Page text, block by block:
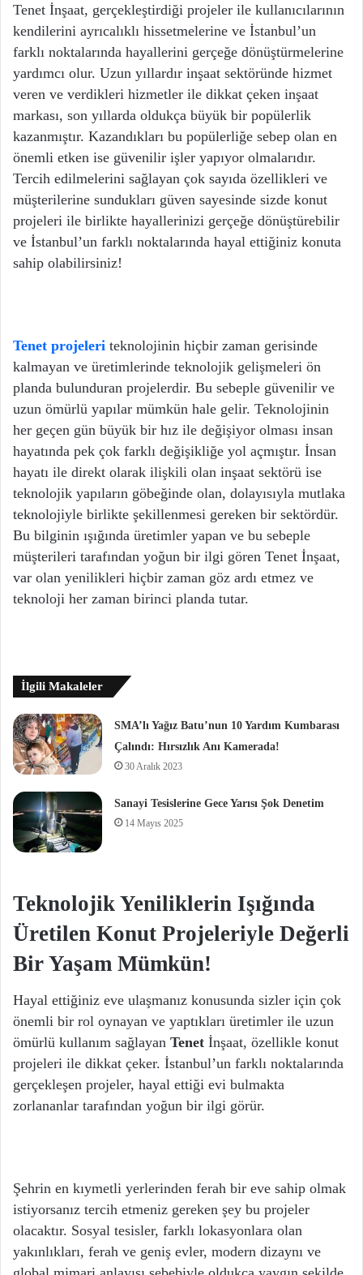
Tenet İnşaat, gerçekleştirdiği projeler ile kullanıcılarının
kendilerini ayrıcalıklı hissetmelerine ve İstanbul’un
farklı noktalarında hayallerini gerçeğe dönüştürmelerine
yardımcı olur. Uzun yıllardır inşaat sektöründe hizmet
veren ve verdikleri hizmetler ile dikkat çeken inşaat
markası, son yıllarda oldukça büyük bir popülerlik
kazanmıştır. Kazandıkları bu popülerliğe sebep olan en
önemli etken ise güvenilir işler yapıyor olmalarıdır.
Tercih edilmelerini sağlayan çok sayıda özellikleri ve
müşterilerine sundukları güven sayesinde sizde konut
projeleri ile birlikte hayallerinizi gerçeğe dönüştürebilir
ve İstanbul’un farklı noktalarında hayal ettiğiniz konuta
sahip olabilirsiniz!
Tenet projeleri teknolojinin hiçbir zaman gerisinde
kalmayan ve üretimlerinde teknolojik gelişmeleri ön
planda bulunduran projelerdir. Bu sebeple güvenilir ve
uzun ömürlü yapılar mümkün hale gelir. Teknolojinin
her geçen gün büyük bir hız ile değişiyor olması insan
hayatında pek çok farklı değişikliğe yol açmıştır. İnsan
hayatı ile direkt olarak ilişkili olan inşaat sektörü ise
teknolojik yapıların göbeğinde olan, dolayısıyla mutlaka
teknolojiyle birlikte şekillenmesi gereken bir sektördür.
Bu bilginin ışığında üretimler yapan ve bu sebeple
müşterileri tarafından yoğun bir ilgi gören Tenet İnşaat,
var olan yenilikleri hiçbir zaman göz ardı etmez ve
teknoloji her zaman birinci planda tutar.
İlgili Makaleler
SMA’lı Yağız Batu’nun 10 Yardım Kumbarası
Çalındı: Hırsızlık Anı Kamerada!
30 Aralık 2023
Sanayi Tesislerine Gece Yarısı Şok Denetim
14 Mayıs 2025
Teknolojik Yeniliklerin Işığında
Üretilen Konut Projeleriyle Değerli
Bir Yaşam Mümkün!
Hayal ettiğiniz eve ulaşmanız konusunda sizler için çok
önemli bir rol oynayan ve yaptıkları üretimler ile uzun
ömürlü kullanım sağlayan Tenet İnşaat, özellikle konut
projeleri ile dikkat çeker. İstanbul’un farklı noktalarında
gerçekleşen projeler, hayal ettiği evi bulmakta
zorlananlar tarafından yoğun bir ilgi görür.
Şehrin en kıymetli yerlerinden ferah bir eve sahip olmak
istiyorsanız tercih etmeniz gereken şey bu projeler
olacaktır. Sosyal tesisler, farklı lokasyonlara olan
yakınlıkları, ferah ve geniş evler, modern dizaynı ve